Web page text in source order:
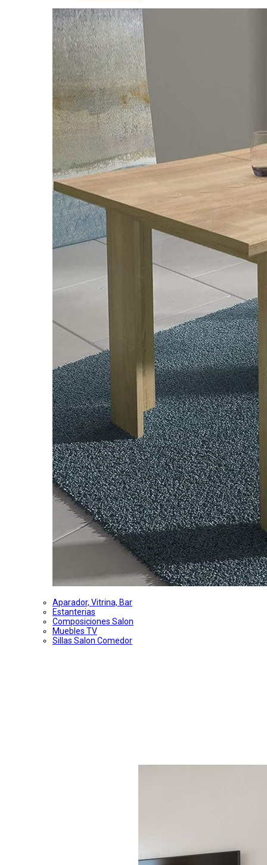
Aparador, Vitrina, Bar
Estanterias
Composiciones Salon
Muebles TV
Sillas Salon Comedor